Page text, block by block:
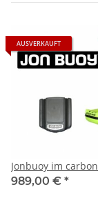
AUSVERKAUFT
Jonbuoy im carbon
989,00 € *